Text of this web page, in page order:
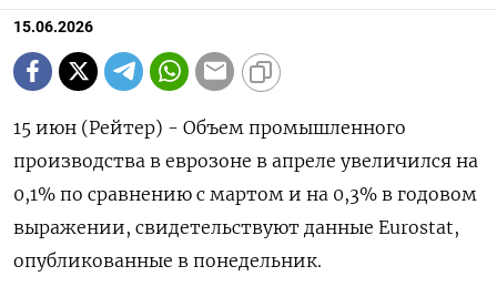
15.06.2026
15 июн (Рейтер) - Объем промышленного
‌производства в еврозоне в ​апреле увеличился ​на ​
0,1% ⁠по ‌сравнению с ‌мартом и на 0,3% ​в ‌годовом
выражении, ​свидетельствуют данные ‌Eurostat,
опубликованные в понедельник.